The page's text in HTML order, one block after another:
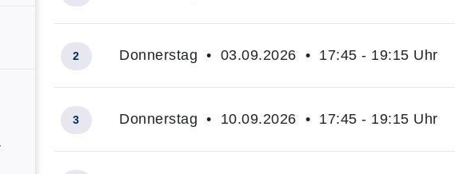
2 Donnerstag • 03.09.2026 • 17:45 - 19:15 Uhr
3 Donnerstag • 10.09.2026 • 17:45 - 19:15 Uhr